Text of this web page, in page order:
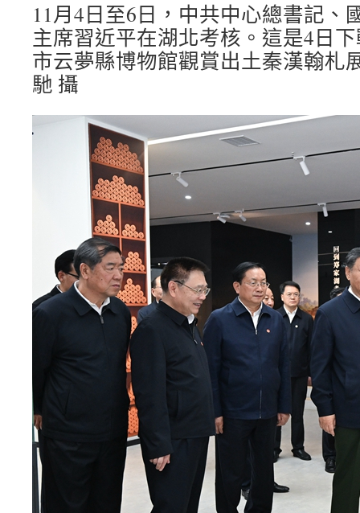
11月4日至6日，中共中心總書記、
主席習近平在湖北考核。這是4日
市云夢縣博物館觀賞出土秦漢翰札
馳 攝